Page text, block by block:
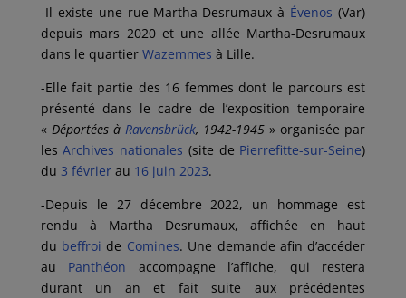
-Il existe une rue Martha-Desrumaux à Évenos (Var)
depuis mars 2020 et une allée Martha-Desrumaux
dans le quartier Wazemmes à Lille.
-Elle fait partie des 16 femmes dont le parcours est
présenté dans le cadre de l’exposition temporaire
« Déportées à Ravensbrück, 1942-1945 » organisée par
lesArchives nationales (site de Pierrefitte-sur-Seine)
du 3 févrierau 16 juin 2023.
-Depuis le 27 décembre 2022, un hommage est
rendu à Martha Desrumaux, affichée en haut
du beffroi de Comines. Une demande afin d’accéder
au Panthéon accompagne l’affiche, qui restera
durant un an et fait suite aux précédentes